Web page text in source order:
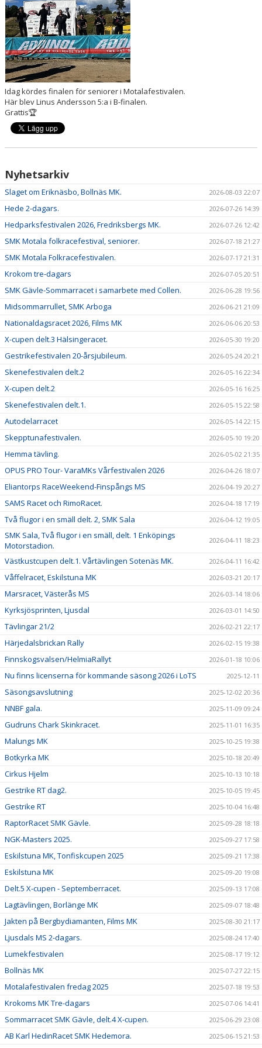
DOKUMENT
Idag kördes finalen för seniorer i Motalafestivalen.
Här blev Linus Andersson 5:a i B-finalen.
Grattis🏆
Nyhetsarkiv
Slaget om Eriknäsbo, Bollnäs MK. 2026-08-03 22:07
Hede 2-dagars. 2026-07-26 14:39
Hedparksfestivalen 2026, Fredriksbergs MK. 2026-07-26 12:42
SMK Motala folkracefestival, seniorer. 2026-07-18 21:27
SMK Motala Folkracefestivalen. 2026-07-17 21:31
Krokom tre-dagars 2026-07-05 20:51
SMK Gävle-Sommarracet i samarbete med Collen. 2026-06-28 19:56
Midsommarrullet, SMK Arboga 2026-06-21 21:09
Nationaldagsracet 2026, Films MK 2026-06-06 20:53
X-cupen delt.3 Hälsingeracet. 2026-05-30 19:20
Gestrikefestivalen 20-årsjubileum. 2026-05-24 20:21
Skenefestivalen delt.2 2026-05-16 22:34
X-cupen delt.2 2026-05-16 16:25
Skenefestivalen delt.1. 2026-05-15 22:58
Autodelarracet 2026-05-14 22:15
Skepptunafestivalen. 2026-05-10 19:20
Hemma tävling. 2026-05-02 21:35
OPUS PRO Tour- VaraMKs Vårfestivalen 2026 2026-04-26 18:07
Eliantorps RaceWeekend-Finspångs MS 2026-04-19 20:27
SAMS Racet och RimoRacet. 2026-04-18 17:19
Två flugor i en smäll delt. 2, SMK Sala 2026-04-12 19:05
SMK Sala, Två flugor i en smäll, delt. 1 Enköpings
Motorstadion.
2026-04-11 18:23
Västkustcupen delt.1. Vårtävlingen Sotenäs MK. 2026-04-11 16:42
Våffelracet, Eskilstuna MK 2026-03-21 20:17
Marsracet, Västerås MS 2026-03-14 18:06
Kyrksjösprinten, Ljusdal 2026-03-01 14:50
Tävlingar 21/2 2026-02-21 22:17
Härjedalsbrickan Rally 2026-02-15 19:38
Finnskogsvalsen/HelmiaRallyt 2026-01-18 10:06
Nu finns licenserna för kommande säsong 2026 i LoTS 2025-12-11
Säsongsavslutning 2025-12-02 20:36
NNBF gala. 2025-11-09 09:24
Gudruns Chark Skinkracet. 2025-11-01 16:35
Malungs MK 2025-10-25 19:38
Botkyrka MK 2025-10-18 20:49
Cirkus Hjelm 2025-10-13 10:18
Gestrike RT dag2. 2025-10-05 19:45
Gestrike RT 2025-10-04 16:48
RaptorRacet SMK Gävle. 2025-09-28 18:18
NGK-Masters 2025. 2025-09-27 17:58
Eskilstuna MK, Tonfiskcupen 2025 2025-09-21 17:38
Eskilstuna MK 2025-09-20 19:08
Delt.5 X-cupen - Septemberracet. 2025-09-13 17:08
Lagtävlingen, Borlänge MK 2025-09-07 18:48
Jakten på Bergbydiamanten, Films MK 2025-08-30 21:17
Ljusdals MS 2-dagars. 2025-08-24 17:40
Lumekfestivalen 2025-08-17 19:12
Bollnäs MK 2025-07-27 22:15
Motalafestivalen fredag 2025 2025-07-18 19:53
Krokoms MK Tre-dagars 2025-07-06 14:41
Sommarracet SMK Gävle, delt.4 X-cupen. 2025-06-29 23:08
AB Karl HedinRacet SMK Hedemora. 2025-06-15 21:53